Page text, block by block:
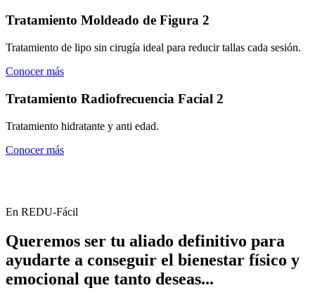
Tratamiento Moldeado de Figura 2
Tratamiento de lipo sin cirugía ideal para reducir tallas cada sesión.
Conocer más
Tratamiento Radiofrecuencia Facial 2
Tratamiento hidratante y anti edad.
Conocer más
En REDU-Fácil
Queremos ser tu aliado definitivo para
ayudarte a conseguir el bienestar físico y
emocional que tanto deseas...